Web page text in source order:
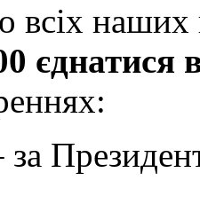
всіх наших
єднатися
за